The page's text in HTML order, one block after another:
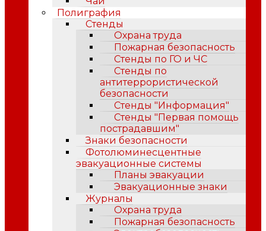
Полиграфия
Стенды
Охрана труда
Пожарная безопасность
Стенды по ГО и ЧС
Стенды по
антитеррористической
безопасности
Стенды "Информация"
Стенды "Первая помощь
пострадавшим"
Знаки безопасности
Фотолюминесцентные
эвакуационные системы
Планы эвакуации
Эвакуационные знаки
Журналы
Охрана труда
Пожарная безопасность